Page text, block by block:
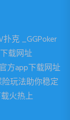
克 _GGPoker
载网址
方app下载网址
玩法助你稳定
火热上